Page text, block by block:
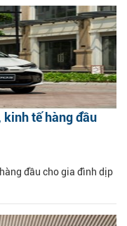
kinh tế hàng đầu
đầu cho gia đình dịp